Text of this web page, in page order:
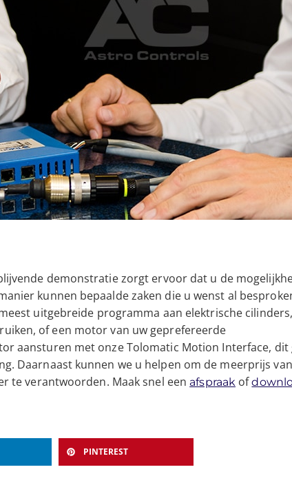
demonstratie zorgt ervoor dat u de
kunnen bepaalde zaken die u wenst al
uitgebreide programma aan elektrische cilinders,
of een motor van uw geprefereerde
aansturen met onze Tolomatic Motion Interface, dit
Daarnaast kunnen we u helpen om de meerprijs
te verantwoorden. Maak snel een afspraak of
PINTEREST